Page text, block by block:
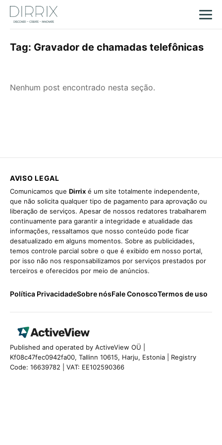
Tag: Gravador de chamadas telefônicas
Nenhum post encontrado nesta seção.
AVISO LEGAL
Comunicamos que Dirrix é um site totalmente independente,
que não solicita qualquer tipo de pagamento para aprovação ou
liberação de serviços. Apesar de nossos redatores trabalharem
continuamente para garantir a integridade e atualidade das
informações, ressaltamos que nosso conteúdo pode ficar
desatualizado em alguns momentos. Sobre as publicidades,
temos controle parcial sobre o que é exibido em nosso portal,
por isso não nos responsabilizamos por serviços prestados por
terceiros e oferecidos por meio de anúncios.
Política PrivacidadeSobre nósFale ConoscoTermos de uso
Published and operated by ActiveView OÜ |
Kf08c47fec0942fa00, Tallinn 10615, Harju, Estonia | Registry
Code: 16639782 | VAT: EE102590366